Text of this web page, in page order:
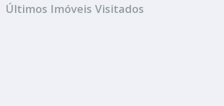
Últimos Imóveis Visitados